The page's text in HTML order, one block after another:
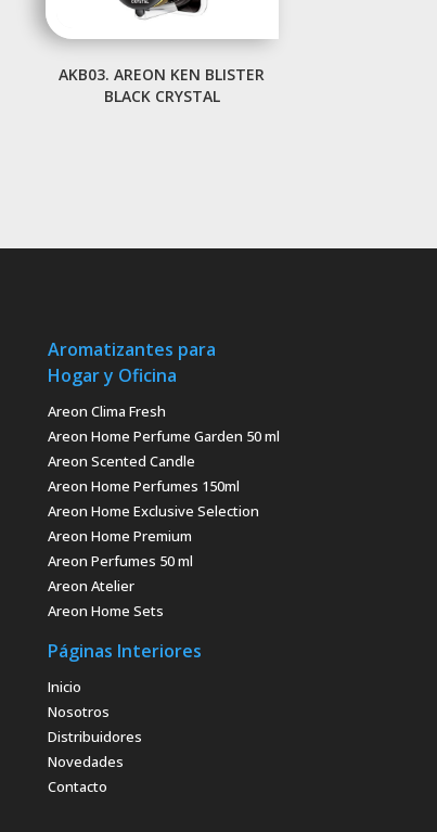
AKB03. AREON KEN BLISTER
BLACK CRYSTAL
Aromatizantes para
Hogar y Oficina
Areon Clima Fresh
Areon Home Perfume Garden 50 ml
Areon Scented Candle
Areon Home Perfumes 150ml
Areon Home Exclusive Selection
Areon Home Premium
Areon Perfumes 50 ml
Areon Atelier
Areon Home Sets
Páginas Interiores
Inicio
Nosotros
Distribuidores
Novedades
Contacto